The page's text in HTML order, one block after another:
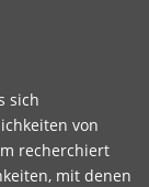
sich
von
recherchiert
mit denen